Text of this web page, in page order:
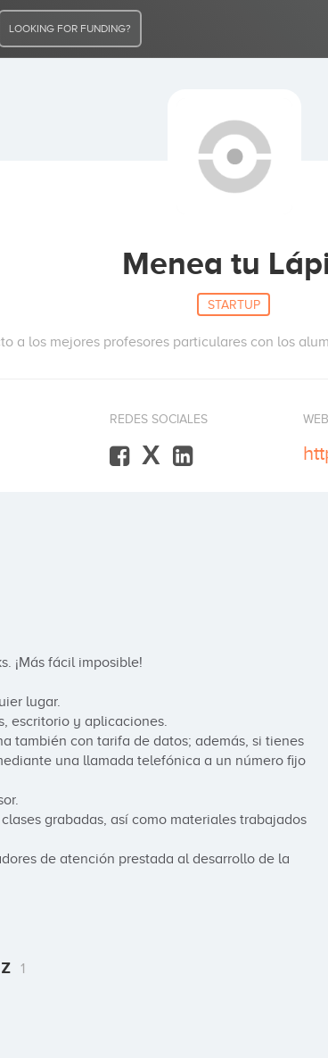
LOOKING FOR FUNDING?
Menea tu
STARTUP
a los mejores profesores particulares con los
REDES SOCIALES
X
¡Más fácil imposible!
lugar.
escritorio y aplicaciones.
también con tarifa de datos; además, si tienes
una llamada telefónica a un número fijo
grabadas, así como materiales trabajados
de atención prestada al desarrollo de la
1